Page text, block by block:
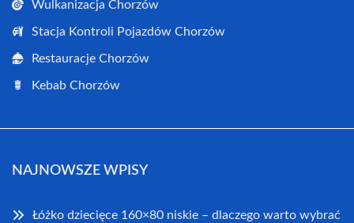
Wulkanizacja Chorzów
Stacja Kontroli Pojazdów Chorzów
Restauracje Chorzów
Kebab Chorzów
NAJNOWSZE WPISY
Łóżko dziecięce 160×80 niskie – dlaczego warto wybrać